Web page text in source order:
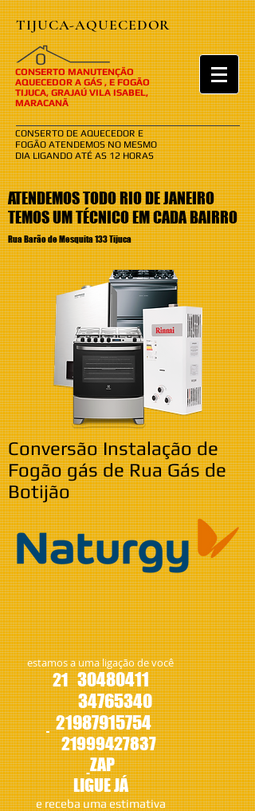
TIJUCA-AQUECEDOR
​​O
CONSERTO MANUTENÇÃO
AQUECEDOR A GÁS , E FOGÃO
TIJUCA, GRAJAÚ VILA ISABEL,
MARACANÃ
CONSERTO DE AQUECEDOR E
FOGÃO ATENDEMOS NO MESMO
DIA LIGANDO ATÉ AS 12 HORAS
ATENDEMOS TODO RIO DE JANEIRO
TEMOS UM TÉCNICO EM CADA BAIRRO
Rua Barão de Mesquita 133 Tijuca
Conversão Instalação de
Fogão gás de Rua Gás de
Botijão
estamos a uma ligação de você
2130480411
34765340
21987915754
21999427837
ZAP
LIGUE JÁ
​e receba uma estimativa